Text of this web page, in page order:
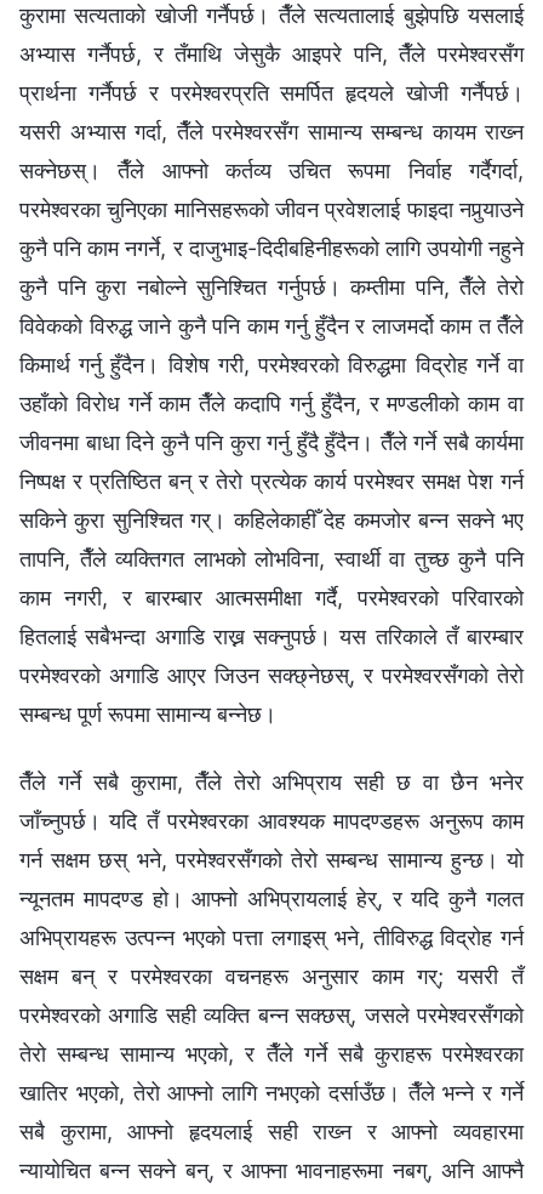
कुरामा सत्यताको खोजी गर्नैपर्छ। तैँले सत्यतालाई बुझेपछि यसलाई
अभ्यास गर्नैपर्छ, र तँमाथि जेसुकै आइपरे पनि, तैँले परमेश्‍वरसँग
प्रार्थना गर्नैपर्छ र परमेश्‍वरप्रति समर्पित हृदयले खोजी गर्नैपर्छ।
यसरी अभ्यास गर्दा, तैँले परमेश्‍वरसँग सामान्य सम्‍बन्ध कायम राख्‍न
सक्‍नेछस्। तैँले आफ्‍नो कर्तव्य उचित रूपमा निर्वाह गर्दैगर्दा,
परमेश्‍वरका चुनिएका मानिसहरूको जीवन प्रवेशलाई फाइदा नपुर्‍याउने
कुनै पनि काम नगर्ने, र दाजुभाइ-दिदीबहिनीहरूको लागि उपयोगी नहुने
कुनै पनि कुरा नबोल्ने सुनिश्‍चित गर्नुपर्छ। कम्तीमा पनि, तैँले तेरो
विवेकको विरुद्ध जाने कुनै पनि काम गर्नु हुँदैन र लाजमर्दो काम त तैँले
किमार्थ गर्नु हुँदैन। विशेष गरी, परमेश्‍वरको विरुद्धमा विद्रोह गर्ने वा
उहाँको विरोध गर्ने काम तैँले कदापि गर्नु हुँदैन, र मण्डलीको काम वा
जीवनमा बाधा दिने कुनै पनि कुरा गर्नु हुँदै हुँदैन। तैँले गर्ने सबै कार्यमा
निष्पक्ष र प्रतिष्ठित बन् र तेरो प्रत्येक कार्य परमेश्‍वर समक्ष पेश गर्न
सकिने कुरा सुनिश्चित गर्। कहिलेकाहीँ देह कमजोर बन्न सक्ने भए
तापनि, तैँले व्यक्तिगत लाभको लोभविना, स्वार्थी वा तुच्छ कुनै पनि
काम नगरी, र बारम्बार आत्मसमीक्षा गर्दै, परमेश्‍वरको परिवारको
हितलाई सबैभन्दा अगाडि राख्न सक्नुपर्छ। यस तरिकाले तँ बारम्बार
परमेश्‍वरको अगाडि आएर जिउन सक्छ्‍नेछस्, र परमेश्‍वरसँगको तेरो
सम्बन्ध पूर्ण रूपमा सामान्य बन्‍नेछ।
तैँले गर्ने सबै कुरामा, तैँले तेरो अभिप्राय सही छ वा छैन भनेर
जाँच्नुपर्छ। यदि तँ परमेश्‍वरका आवश्यक मापदण्डहरू अनुरूप काम
गर्न सक्षम छस् भने, परमेश्‍वरसँगको तेरो सम्बन्ध सामान्य हुन्छ। यो
न्यूनतम मापदण्ड हो। आफ्नो अभिप्रायलाई हेर्, र यदि कुनै गलत
अभिप्रायहरू उत्पन्न भएको पत्ता लगाइस् भने, तीविरुद्ध विद्रोह गर्न
सक्षम बन् र परमेश्‍वरका वचनहरू अनुसार काम गर्; यसरी तँ
परमेश्‍वरको अगाडि सही व्यक्ति बन्न सक्छस्, जसले परमेश्‍वरसँगको
तेरो सम्बन्ध सामान्य भएको, र तैँले गर्ने सबै कुराहरू परमेश्‍वरका
खातिर भएको, तेरो आफ्नो लागि नभएको दर्साउँछ। तैँले भन्‍ने र गर्ने
सबै कुरामा, आफ्‍नो हृदयलाई सही राख्‍न र आफ्‍नो व्यवहारमा
न्यायोचित बन्‍न सक्‍ने बन्, र आफ्‍ना भावनाहरूमा नबग्, अनि आफ्‍नै